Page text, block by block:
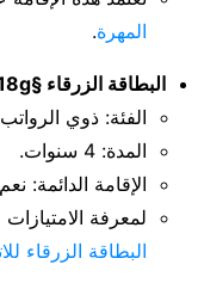
المهرة.
البطاقة الزرقاء §18g:
الفئة: ذوي
المدة: 4 سنوات.
الإقامة الدائمة: نعم
لمعرفة
البطاقة الزرقاء